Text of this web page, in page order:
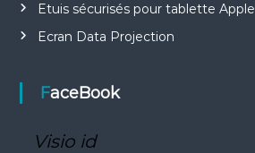
Etuis sécurisés pour tablette Apple
Ecran Data Projection
FaceBook
Visio id